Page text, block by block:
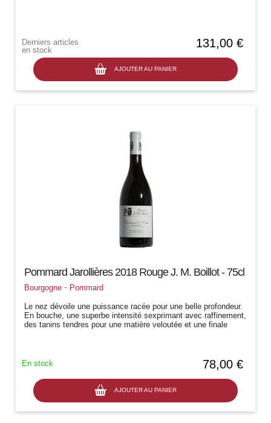
131,00 €
AJOUTER AU PANIER
Derniers articles
en stock
Pommard Jarollières 2018 Rouge J. M. Boillot - 75cl
Bourgogne - Pommard
Le nez dévoile une puissance racée pour une belle profondeur.
En bouche, une superbe intensité sexprimant avec raffinement,
des tanins tendres pour une matière veloutée et une finale
78,00 €
AJOUTER AU PANIER
En stock